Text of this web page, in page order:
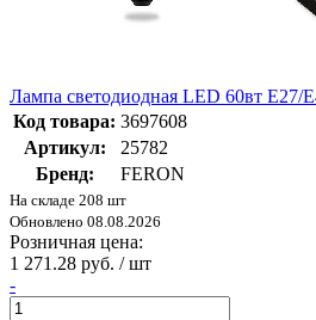
Лампа светодиодная LED 60вт Е27/
Код товара: 3697608
Артикул:
25782
Бренд:
FERON
На складе 208 шт
Обновлено 08.08.2026
Розничная цена:
1 271.28 руб. / шт
-